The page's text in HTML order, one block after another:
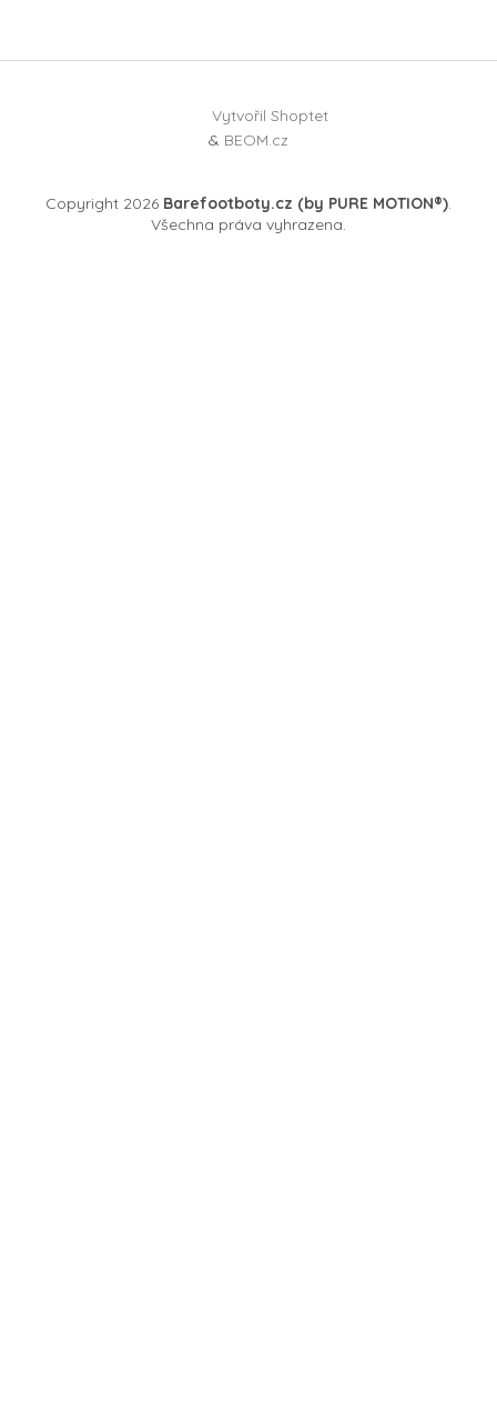
Vytvořil Shoptet
& BEOM.cz
Copyright 2026 Barefootboty.cz (by PURE MOTION®).
Všechna práva vyhrazena.